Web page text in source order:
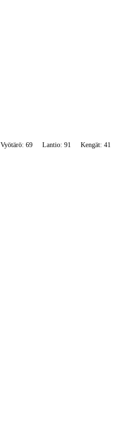
Vyötärö: 69 Lantio: 91 Kengät: 41